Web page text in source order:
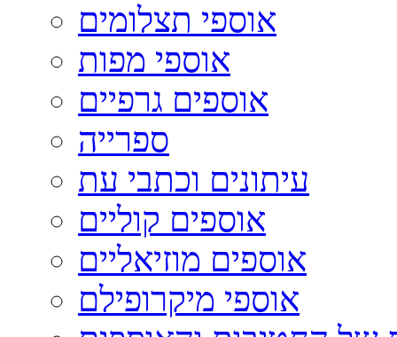
אוספי תצלומים
אוספי מפות
אוספים גרפיים
ספרייה
עיתונים וכתבי עת
אוספים קוליים
אוספים מוזיאליים
אוספי מיקרופילם